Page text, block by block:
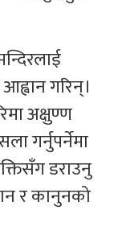
गरिन्।
अक्षुण्ण
गर्नुपर्नेमा
डराउनु
र कानुनको